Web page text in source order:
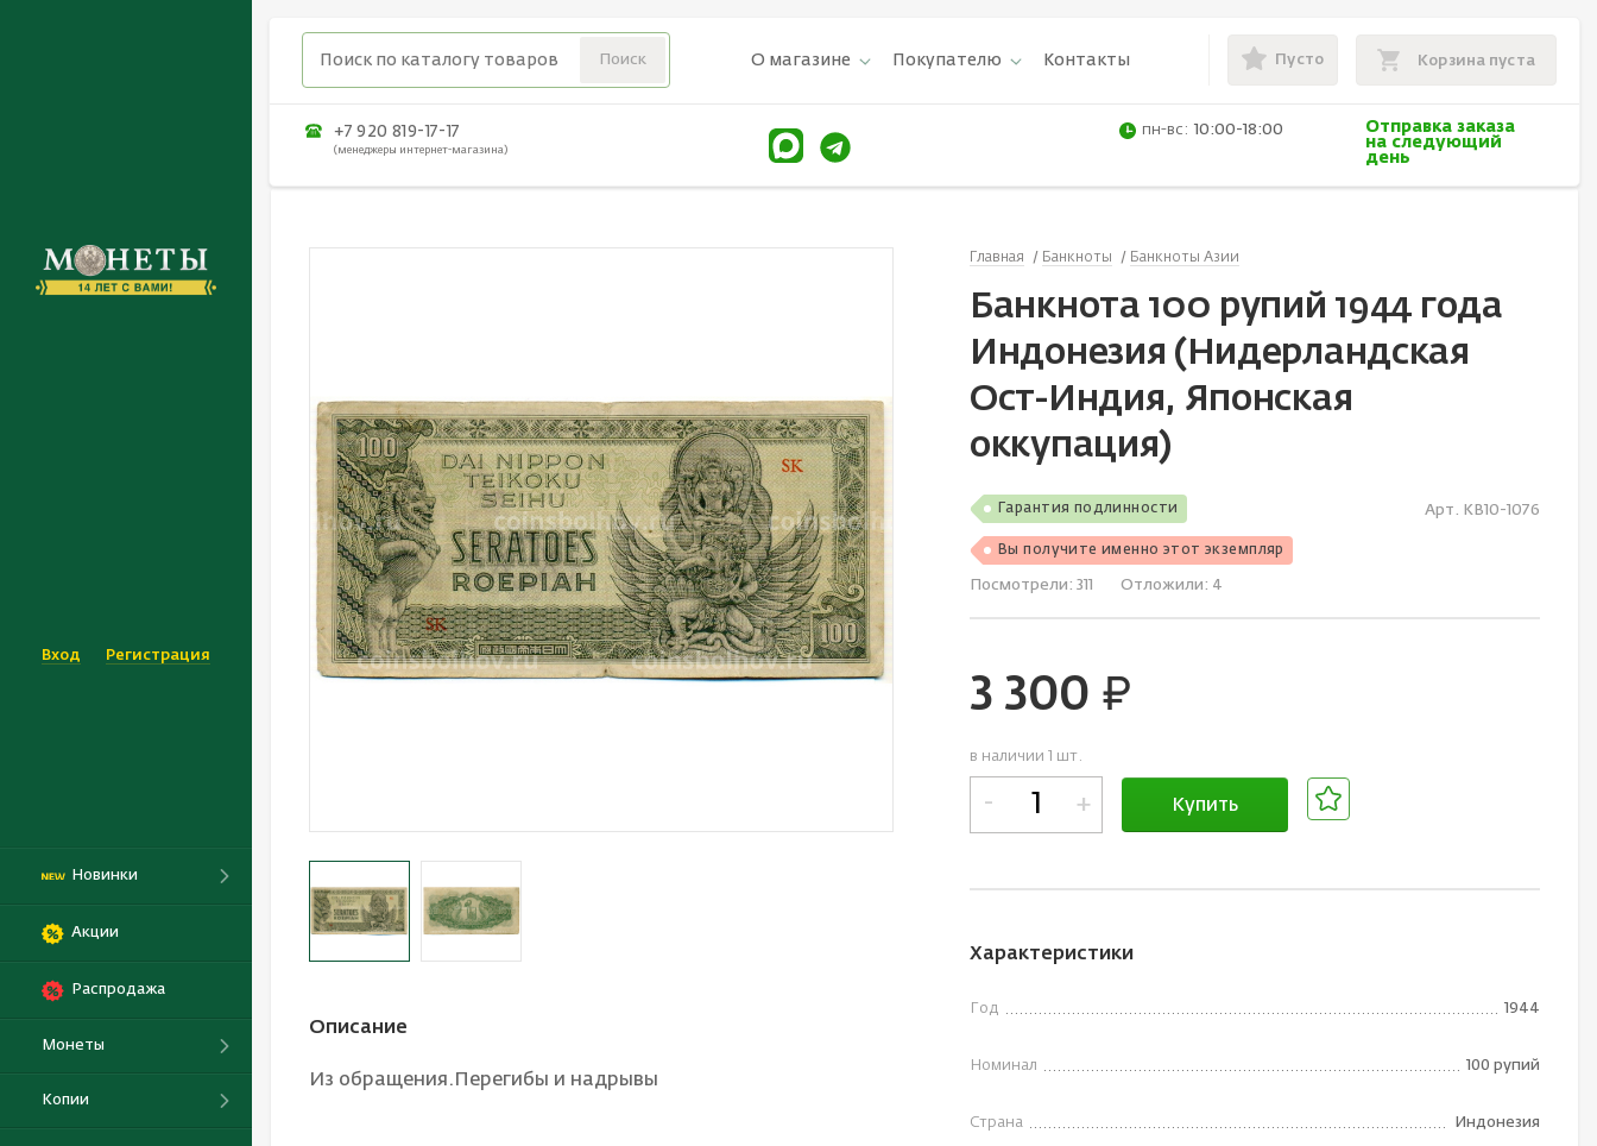
Вход Регистрация
Новинки
Акции
Распродажа
Монеты
Копии
О магазине Покупателю Контакты Пусто Корзина пуста
+7 920 819-17-17
(менеджеры интернет-магазина)
пн-вс: 10:00-18:00
Отправка заказа
на следующий
день
Описание
Из обращения.Перегибы и надрывы
Главная Банкноты Банкноты Азии
Банкнота 100 рупий 1944 года
Индонезия (Нидерландская
Ост-Индия, Японская
оккупация)
Гарантия подлинности
Вы получите именно этот экземпляр
Арт. KB10-1076
Посмотрели: 311 Отложили: 4
3 300 руб.
в наличии 1 шт.
- + Купить
Характеристики
Год 1944
Номинал 100 рупий
Страна Индонезия